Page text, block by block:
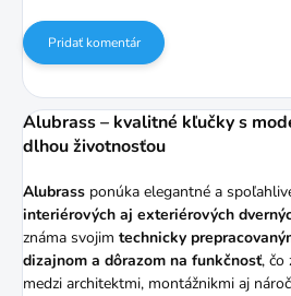
Pridať komentár
Alubrass – kvalitné kľučky s
dlhou životnosťou
Alubrass ponúka elegantné a
interiérových aj exteriérových
známa svojim technicky
dizajnom a dôrazom na funkčnosť, čo
medzi architektmi, montážnikmi aj